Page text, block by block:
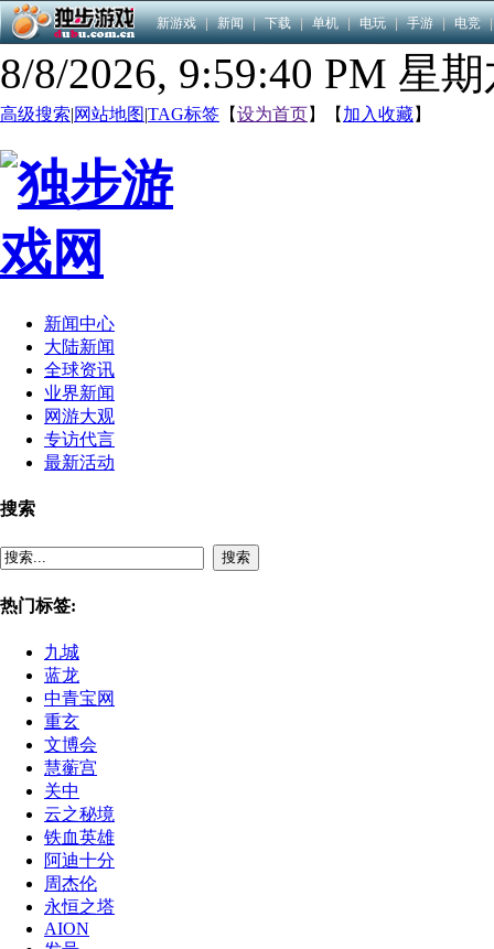
新游戏 | 新闻 | 下载 | 单机 | 电玩 | 手游 | 电竞 |
8/8/2026, 9:59:41 PM 星
高级搜索|网站地图|TAG标签 【设为首页】【 加入收藏】
新闻中心
大陆新闻
全球资讯
业界新闻
网游大观
专访代言
最新活动
搜索
搜索
热门标签:
九城
蓝龙
中青宝网
重玄
文博会
慧蘅宫
关中
云之秘境
铁血英雄
阿迪十分
周杰伦
永恒之塔
AION